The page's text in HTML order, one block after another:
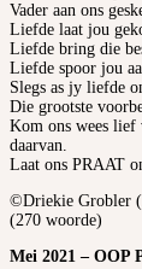
Vader aan ons
Liefde laat jou
Liefde bring die
Liefde spoor jou
Slegs as jy liefde
Die grootste
Kom ons wees lief
daarvan.
Laat ons PRAAT
©Driekie Grobler
(270 woorde)
Mei 2021 – OOP